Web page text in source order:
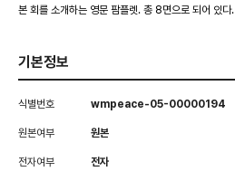
본 회를 소개하는 영문 팜플렛. 총 8면으로 되어 있다.
기본정보
식별번호 wmpeace-05-00000194
원본여부 원본
전자여부 전자